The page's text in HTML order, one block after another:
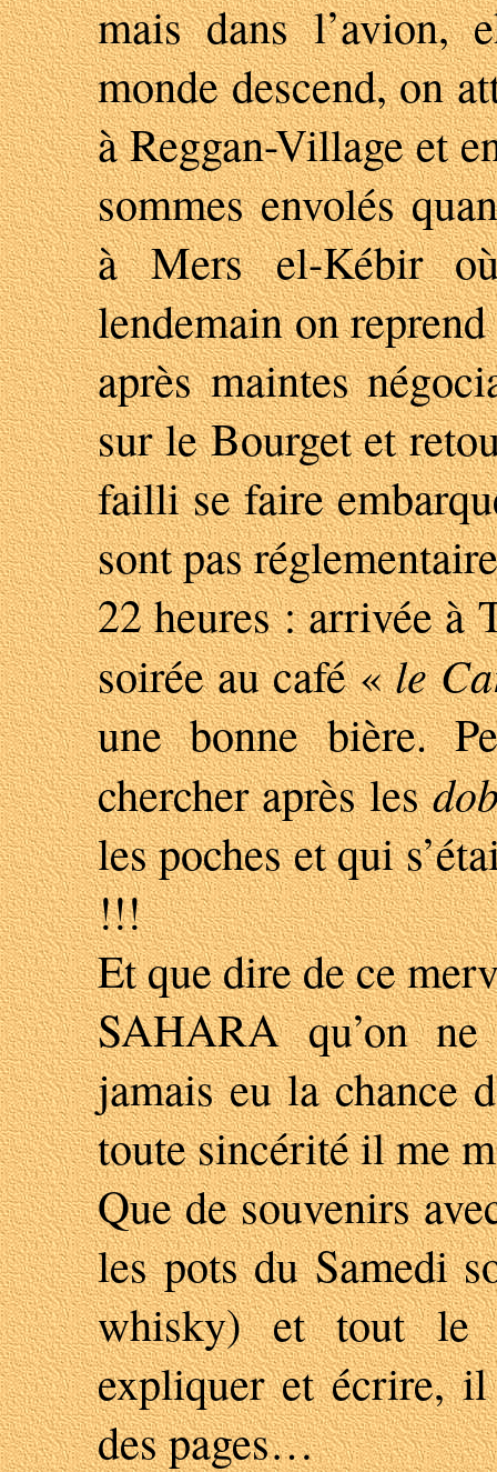
mais dans l’avion,
monde descend, on
à Reggan-Village et
sommes envolés
à Mers el-Kébir
lendemain on
après maintes
sur le Bourget et
failli se faire
sont pas
22 heures : arrivée à
soirée au café «le
une bonne bière.
chercher après les
les poches et qui
!!!
Et que dire de ce
SAHARA qu’on
jamais eu la chance
toute sincérité il me
Que de souvenirs
les pots du Samedi
whisky) et tout le
expliquer et écrire,
des pages…